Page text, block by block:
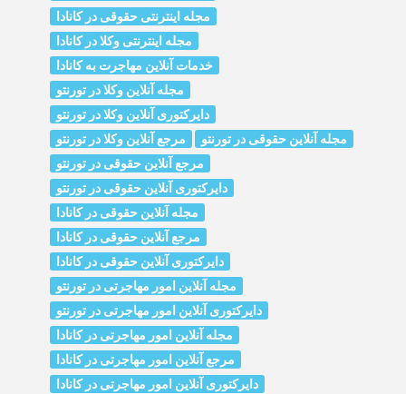
مجله اینترنتی حقوقی در کانادا
مجله اینترنتی وکلا در کانادا
خدمات آنلاین مهاجرت به کانادا
مجله آنلاین وکلا در تورنتو
دایرکتوری آنلاین وکلا در تورنتو
مرجع آنلاین وکلا در تورنتو
مجله آنلاین حقوقی در تورنتو
مرجع آنلاین حقوقی در تورنتو
دایرکتوری آنلاین حقوقی در تورنتو
مجله آنلاین حقوقی در کانادا
مرجع آنلاین حقوقی در کانادا
دایرکتوری آنلاین حقوقی در کانادا
مجله آنلاین امور مهاجرتی در تورنتو
دایرکتوری آنلاین امور مهاجرتی در تورنتو
مجله آنلاین امور مهاجرتی در کانادا
مرجع آنلاین امور مهاجرتی در کانادا
دایرکتوری آنلاین امور مهاجرتی در کانادا